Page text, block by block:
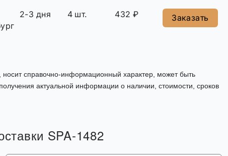
2-3 дня 4 шт. 432 ₽ Заказать
справочно-информационный характер, может быть
актуальной информации о наличии, стоимости, сроков
SPA-1482